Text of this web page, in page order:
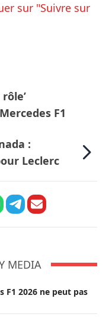
sur "Suivre sur
F1
:
Leclerc
MEDIA
F1 2026 ne peut pas